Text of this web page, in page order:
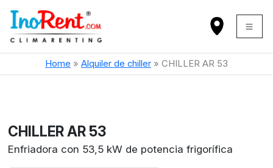
Home » Alquiler de chiller » CHILLER AR 53
CHILLER AR 53
Enfriadora con 53,5 kW de potencia frigorífica